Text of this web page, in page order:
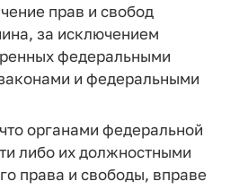
прав и свобод
за исключением
федеральными
и федеральными
органами федеральной
либо их должностными
права и свободы, вправе